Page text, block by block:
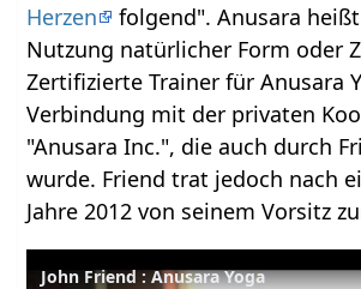
Herzen
folgend". Anusara
Nutzung natürlicher Form oder
Zertifizierte Trainer für Anusara
Verbindung mit der privaten
"Anusara Inc.", die auch durch
wurde. Friend trat jedoch nach
Jahre 2012 von seinem Vorsitz
John Friend : Anusara Yoga